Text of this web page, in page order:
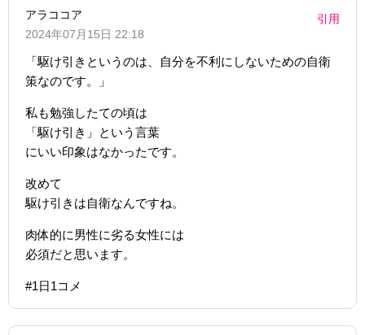
アラココア
2024年07月15日 22:18
引用
「駆け引きというのは、自分を不利にしないための自衛
策なのです。」
私も勉強したての頃は
「駆け引き」という言葉
にいい印象はなかったです。
改めて
駆け引きは自衛なんですね。
肉体的に男性に劣る女性には
必須だと思います。
#1日1コメ